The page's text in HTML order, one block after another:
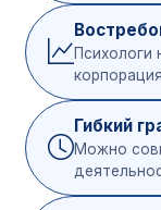
После
или вуза
Психологи
Гибкий
Можно